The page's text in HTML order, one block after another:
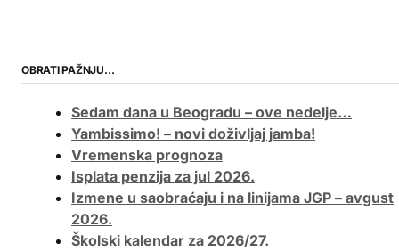
OBRATI PAŽNJU…
Sedam dana u Beogradu – ove nedelje…
Yambissimo! – novi doživljaj jamba!
Vremenska prognoza
Isplata penzija za jul 2026.
Izmene u saobraćaju i na linijama JGP – avgust
2026.
Školski kalendar za 2026/27.